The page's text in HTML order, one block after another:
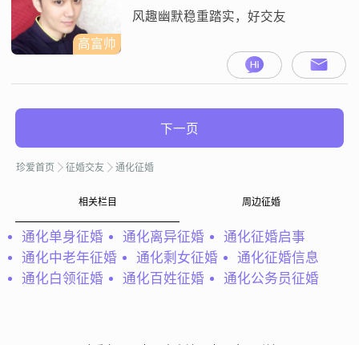
他人的想法和感受
高富帅
风趣幽默稳重踏实，好交友
下一页
珍爱首页 征婚交友 通化征婚
相关栏目 周边征婚
通化单身征婚 通化离异征婚
通化征婚启事
通化中老年征婚
通化剩女征婚
通化征婚信息
通化白领征婚
通化百姓征婚 通化公务员征婚